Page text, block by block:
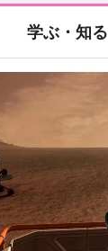
学ぶ・知る